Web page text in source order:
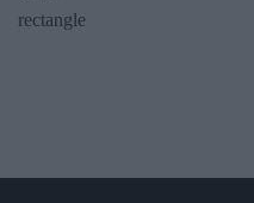
rectangle